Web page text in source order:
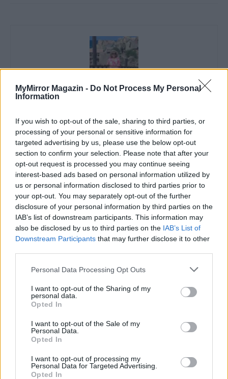
MyMirror Magazin - Do Not Process My Personal
Information
If you wish to opt-out of the sale, sharing to third parties, or
processing of your personal or sensitive information for
targeted advertising by us, please use the below opt-out
section to confirm your selection. Please note that after your
opt-out request is processed you may continue seeing
interest-based ads based on personal information utilized by
us or personal information disclosed to third parties prior to
your opt-out. You may separately opt-out of the further
disclosure of your personal information by third parties on the
IAB’s list of downstream participants. This information may
also be disclosed by us to third parties on the IAB’s List of
Downstream Participants that may further disclose it to other
Personal Data Processing Opt Outs
I want to opt-out of the Sharing of my
personal data.
Opted In
I want to opt-out of the Sale of my
Personal Data.
Opted In
I want to opt-out of processing my
Personal Data for Targeted Advertising.
Opted In
Oktatás és nevelés területén dolgozom, de minden
szabadidőmben írok. Szeretek belesni a hétköznapok függönye
mögé és közben keresem az embert, a nőt a jól legyártott álarcok
mögött. Néha meséket is írok, de gyakrabban novellákat,
cikkeket és apró vicces történeteket.
KAPCSOLÓDÓ CIKKEK TÖBB A SZERZŐTŐL
Minka 11. rész
Pedig szóltam… – Miért nem hiszünk a
árnyak 13. rész